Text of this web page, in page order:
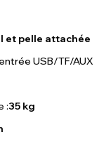
et pelle attachée
USB/TF/AUX
:35 kg